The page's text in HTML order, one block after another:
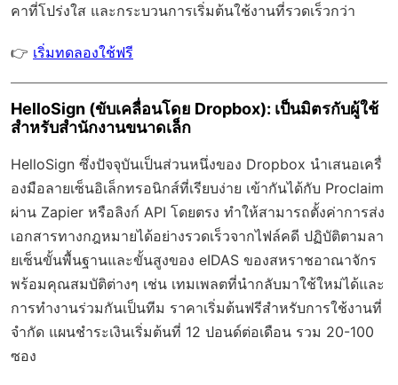
คาที่โปร่งใส และกระบวนการเริ่มต้นใช้งานที่รวดเร็วกว่า
👉 เริ่มทดลองใช้ฟรี
HelloSign (ขับเคลื่อนโดย Dropbox): เป็นมิตรกับผู้ใช้
สำหรับสำนักงานขนาดเล็ก
HelloSign ซึ่งปัจจุบันเป็นส่วนหนึ่งของ Dropbox นำเสนอเครื่
องมือลายเซ็นอิเล็กทรอนิกส์ที่เรียบง่าย เข้ากันได้กับ Proclaim
ผ่าน Zapier หรือลิงก์ API โดยตรง ทำให้สามารถตั้งค่าการส่ง
เอกสารทางกฎหมายได้อย่างรวดเร็วจากไฟล์คดี ปฏิบัติตามลา
ยเซ็นขั้นพื้นฐานและขั้นสูงของ eIDAS ของสหราชอาณาจักร
พร้อมคุณสมบัติต่างๆ เช่น เทมเพลตที่นำกลับมาใช้ใหม่ได้และ
การทำงานร่วมกันเป็นทีม ราคาเริ่มต้นฟรีสำหรับการใช้งานที่
จำกัด แผนชำระเงินเริ่มต้นที่ 12 ปอนด์ต่อเดือน รวม 20-100
ซอง